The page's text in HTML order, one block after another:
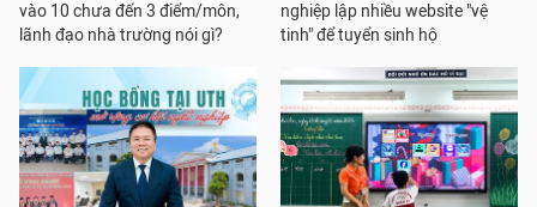
vào 10 chưa đến 3 điểm/môn,
lãnh đạo nhà trường nói gì?
nghiệp lập nhiều website "vệ
tinh" để tuyển sinh hộ